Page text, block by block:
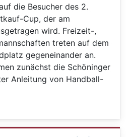
die Besucher des 2.
Cup, der am
wird. Freizeit-,
treten auf dem
gegeneinander an.
zunächst die Schöninger
Anleitung von Handball-